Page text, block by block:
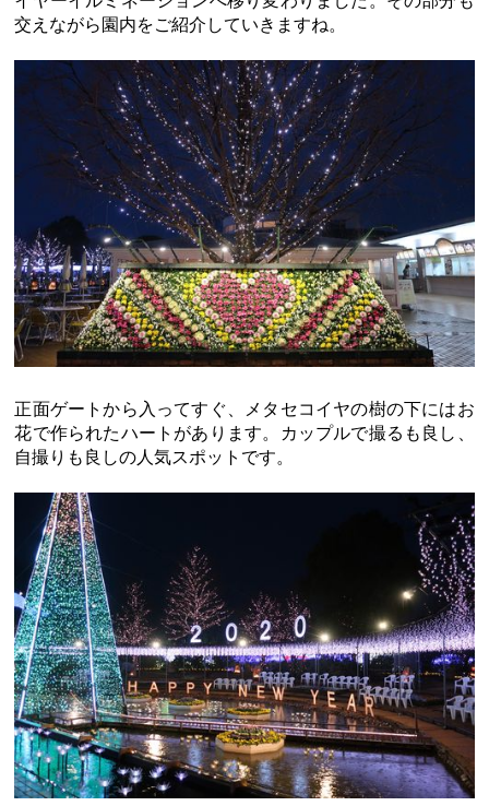
交えながら園内をご紹介していきますね。
正面ゲートから入ってすぐ、メタセコイヤの樹の下にはお
花で作られたハートがあります。カップルで撮るも良し、
自撮りも良しの人気スポットです。